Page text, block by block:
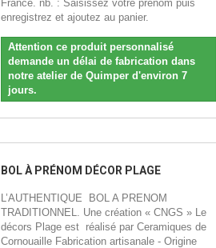
France. nb. : Saisissez votre prenom puis
enregistrez et ajoutez au panier.
Attention ce produit personnalisé
demande un délai de fabrication dans
notre atelier de Quimper d'environ 7
jours.
BOL À PRÉNOM DÉCOR PLAGE
L’AUTHENTIQUE BOL A PRENOM
TRADITIONNEL. Une création « CNGS » Le
décors Plage est réalisé par Ceramiques de
Cornouaille Fabrication artisanale - Origine